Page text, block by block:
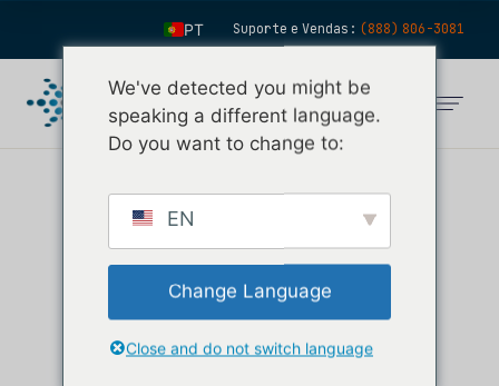
PT
FR
FI
DE
ZH
KO
NL
Suporte e Vendas: (888) 806-3081
AS ÚLTIMAS
NOTÍCIAS DA
NFUSION
SOLUTIONS
We've detected you might be
speaking a different language.
Do you want to change to:
EN
Change Language
Close and do not switch language